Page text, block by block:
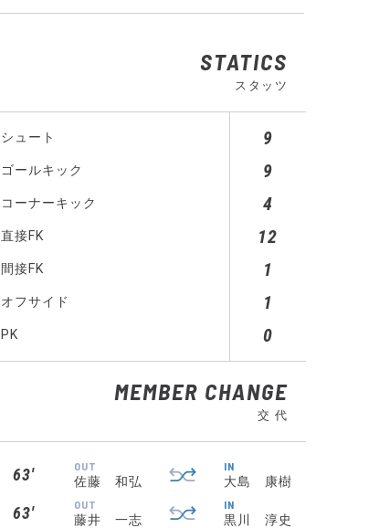
STATICS
スタッツ
シュート 9
ゴールキック 9
コーナーキック 4
直接FK 12
間接FK 1
オフサイド 1
PK 0
MEMBER CHANGE
交 代
63′ OUT
佐藤 和弘
IN
大島 康樹
63′ OUT
藤井 一志
IN
黒川 淳史